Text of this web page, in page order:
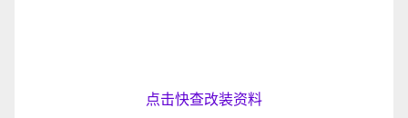
点击快查改装资料